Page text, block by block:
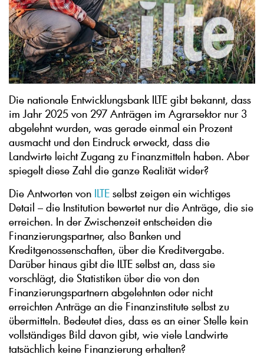
Die nationale Entwicklungsbank ILTE gibt bekannt, dass
im Jahr 2025 von 297 Anträgen im Agrarsektor nur 3
abgelehnt wurden, was gerade einmal ein Prozent
ausmacht und den Eindruck erweckt, dass die
Landwirte leicht Zugang zu Finanzmitteln haben. Aber
spiegelt diese Zahl die ganze Realität wider?
Die Antworten von ILTE selbst zeigen ein wichtiges
Detail – die Institution bewertet nur die Anträge, die sie
erreichen. In der Zwischenzeit entscheiden die
Finanzierungspartner, also Banken und
Kreditgenossenschaften, über die Kreditvergabe.
Darüber hinaus gibt die ILTE selbst an, dass sie
vorschlägt, die Statistiken über die von den
Finanzierungspartnern abgelehnten oder nicht
erreichten Anträge an die Finanzinstitute selbst zu
übermitteln. Bedeutet dies, dass es an einer Stelle kein
vollständiges Bild davon gibt, wie viele Landwirte
tatsächlich keine Finanzierung erhalten?